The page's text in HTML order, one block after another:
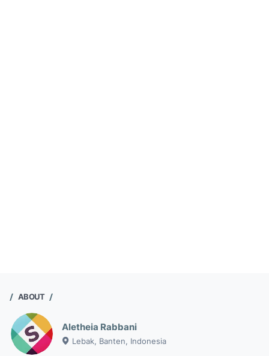
ABOUT
Aletheia Rabbani
Lebak, Banten, Indonesia